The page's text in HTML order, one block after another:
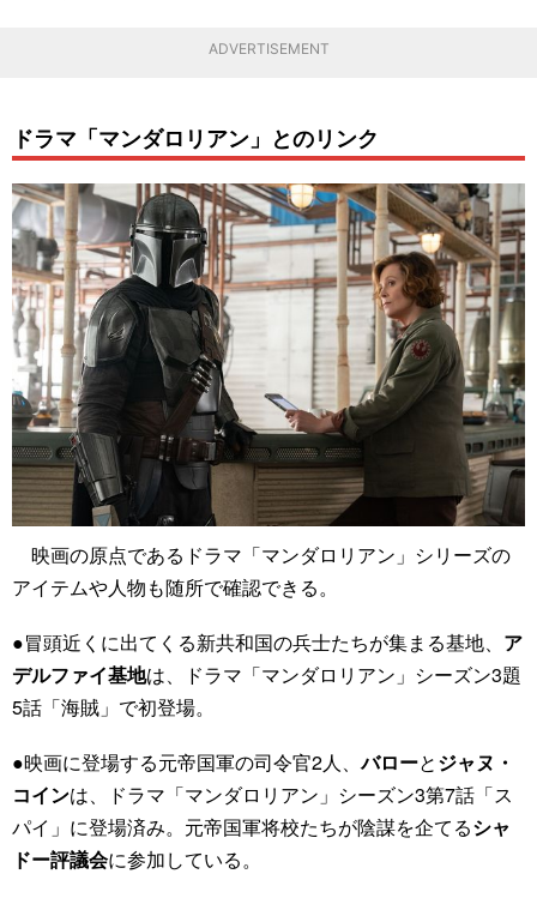
ADVERTISEMENT
ドラマ「マンダロリアン」とのリンク
映画の原点であるドラマ「マンダロリアン」シリーズの
アイテムや人物も随所で確認できる。
●冒頭近くに出てくる新共和国の兵士たちが集まる基地、 ア
デルファイ基地は、ドラマ「マンダロリアン」シーズン3題
5話「海賊」で初登場。
●映画に登場する元帝国軍の司令官2人、バローとジャヌ・
コインは、ドラマ「マンダロリアン」シーズン3第7話「ス
パイ」に登場済み。元帝国軍将校たちが陰謀を企てるシャ
ドー評議会に参加している。